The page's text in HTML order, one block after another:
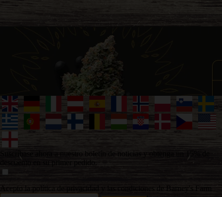
Suscríbase ahora a nuestro boletín de noticias y obtenga un 15% de
descuento en su primer pedido.
Acepto la política de privacidad y las condiciones de Barney's Farm